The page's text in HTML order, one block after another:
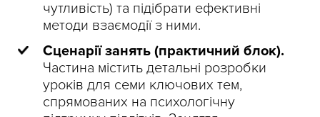
чутливість) та підібрати ефективні
методи взаємодії з ними.
Сценарії занять (практичний блок).
Частина містить детальні розробки
уроків для семи ключових тем,
спрямованих на психологічну